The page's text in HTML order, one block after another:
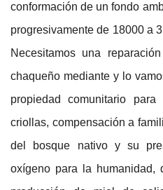
conformación de un fondo
progresivamente de 18000 a
Necesitamos una
chaqueño mediante y lo
propiedad comunitario
criollas, compensación a
del bosque nativo y su
oxígeno para la humanidad,